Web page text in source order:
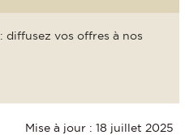
: diffusez vos offres à nos
Mise à jour : 18 juillet 2025